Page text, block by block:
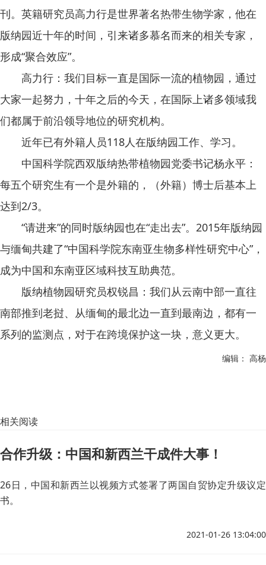
刊。英籍研究员高力行是世界著名热带生物学家，他在
版纳园近十年的时间，引来诸多慕名而来的相关专家，
形成“聚合效应”。
高力行：我们目标一直是国际一流的植物园，通过
大家一起努力，十年之后的今天，在国际上诸多领域我
们都属于前沿领导地位的研究机构。
近年已有外籍人员118人在版纳园工作、学习。
中国科学院西双版纳热带植物园党委书记杨永平：
每五个研究生有一个是外籍的，（外籍）博士后基本上
达到2/3。
“请进来”的同时版纳园也在“走出去”。2015年版纳园
与缅甸共建了“中国科学院东南亚生物多样性研究中心”，
成为中国和东南亚区域科技互助典范。
版纳植物园研究员权锐昌：我们从云南中部一直往
南部推到老挝、从缅甸的最北边一直到最南边，都有一
系列的监测点，对于在跨境保护这一块，意义更大。
编辑： 高杨
相关阅读
合作升级：中国和新西兰干成件大事！
26日，中国和新西兰以视频方式签署了两国自贸协定升级议定
书。
2021-01-26 13:04:00